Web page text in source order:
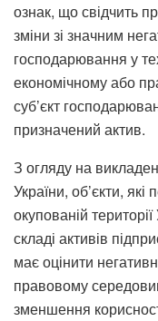
ознак, що свідчить
зміни зі значним
господарювання у
економічному або
суб’єкт
призначений актив.
З огляду на
України, об’єкти,
окупованій
складі активів
має оцінити
правовому
зменшення